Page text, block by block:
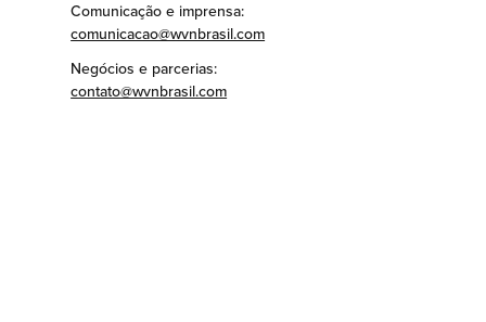
Comunicação e imprensa:
comunicacao@wvnbrasil.com
Negócios e parcerias:
contato@wvnbrasil.com